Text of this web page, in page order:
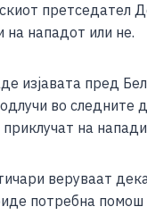
претседател
нападот или не.
изјавата пред
во следните
на
веруваат
потребна помош